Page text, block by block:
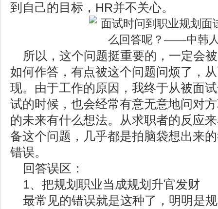
到自己的目标，HR并不关心。
所以，这个问题挺重要的，一定会
如何作答，有点被这个问题问烦了，
现。 由于工作的原因，我终于从被面
试的时候，也会经常有意无意地问对
的未来有什么想法。从求职者的反应
备这个问题，几乎都是拍脑袋想出来
错误。
回答误区：
1、把规划职业当成规划升官发财
最常见的错误就是这种了，明明是